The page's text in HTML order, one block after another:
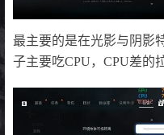
最主要的是在光影与阴影
子主要吃CPU，CPU差的